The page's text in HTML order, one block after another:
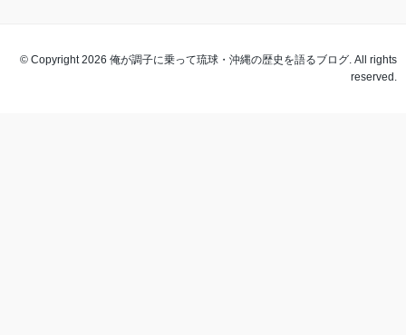
© Copyright 2026 俺が調子に乗って琉球・沖縄の歴史を語るブログ. All rights
reserved.